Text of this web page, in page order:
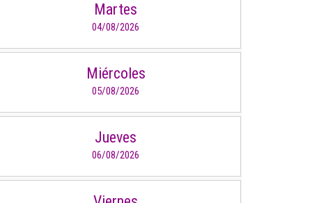
Martes
04/08/2026
Miércoles
05/08/2026
Jueves
06/08/2026
CARTERA
Estudiantes
Docentes
Campus virtual
Pagos